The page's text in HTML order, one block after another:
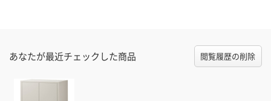
あなたが最近チェックした商品 閲覧履歴の削除